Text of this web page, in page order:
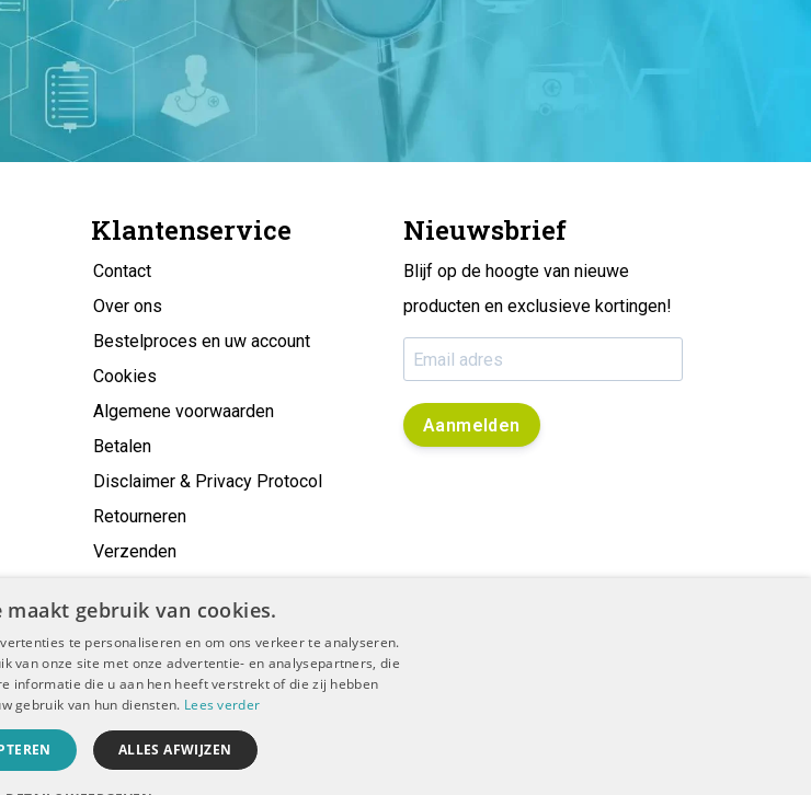
Klantenservice
Contact
Over ons
Bestelproces en uw account
Cookies
Algemene voorwaarden
Betalen
Disclaimer & Privacy Protocol
Retourneren
Verzenden
Nieuwsbrief
Blijf op de hoogte van nieuwe
producten en exclusieve kortingen!
Aanmelden
& Privacy Protocol
Boer Dental | Realisatie InStijl Media
maakt gebruik van cookies.
te personaliseren en om ons verkeer te analyseren.
van onze site met onze advertentie- en analysepartners, die
informatie die u aan hen heeft verstrekt of die zij hebben
gebruik van hun diensten. Lees verder
ALLES AFWIJZEN